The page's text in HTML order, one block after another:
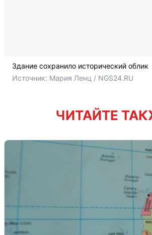
Здание сохранило исторический облик
Источник: Мария Ленц / NGS24.RU
ЧИТАЙТЕ